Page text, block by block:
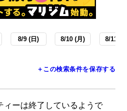
8/9 (日) 8/10 (月) 8/11 (
＋この検索条件を保存する
ィーは終了しているようで